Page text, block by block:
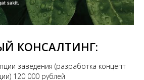
КОНСАЛТИНГ:
заведения (разработка концепт
120 000 рублей